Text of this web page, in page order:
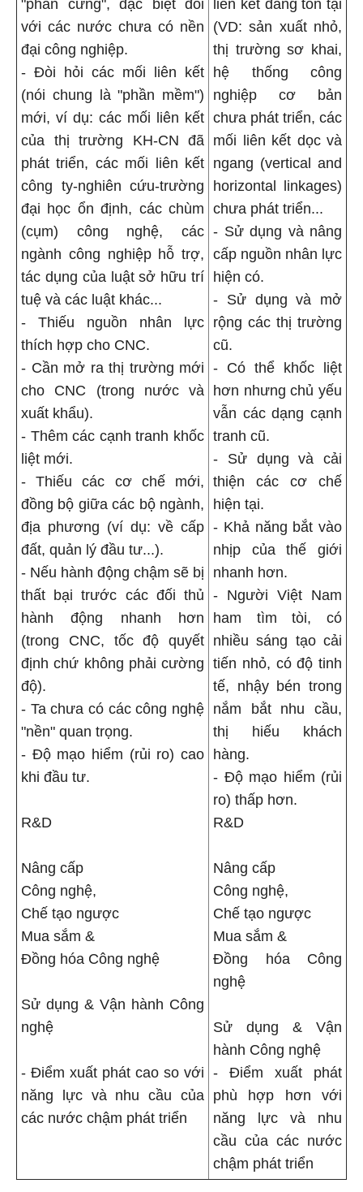
"phần cứng", đặc biệt đối
với các nước chưa có nền
đại công nghiệp.
- Đòi hỏi các mối liên kết
(nói chung là "phần mềm")
mới, ví dụ: các mối liên kết
của thị trường KH-CN đã
phát triển, các mối liên kết
công ty-nghiên cứu-trường
đại học ổn định, các chùm
(cụm) công nghệ, các
ngành công nghiệp hỗ trợ,
tác dụng của luật sở hữu trí
tuệ và các luật khác...
- Thiếu nguồn nhân lực
thích hợp cho CNC.
- Cần mở ra thị trường mới
cho CNC (trong nước và
xuất khẩu).
- Thêm các cạnh tranh khốc
liệt mới.
- Thiếu các cơ chế mới,
đồng bộ giữa các bộ ngành,
địa phương (ví dụ: về cấp
đất, quản lý đầu tư...).
- Nếu hành động chậm sẽ bị
thất bại trước các đối thủ
hành động nhanh hơn
(trong CNC, tốc độ quyết
định chứ không phải cường
độ).
- Ta chưa có các công nghệ
"nền" quan trọng.
- Độ mạo hiểm (rủi ro) cao
khi đầu tư.
R&D
Nâng cấp
Công nghệ,
Chế tạo ngược
Mua sắm &
Đồng hóa Công nghệ
Sử dụng & Vận hành Công
nghệ
- Điểm xuất phát cao so với
năng lực và nhu cầu của
các nước chậm phát triển
liên kết đang tồn tại
(VD: sản xuất nhỏ,
thị trường sơ khai,
hệ thống công
nghiệp cơ bản
chưa phát triển, các
mối liên kết dọc và
ngang (vertical and
horizontal linkages)
chưa phát triển...
- Sử dụng và nâng
cấp nguồn nhân lực
hiện có.
- Sử dụng và mở
rộng các thị trường
cũ.
- Có thể khốc liệt
hơn nhưng chủ yếu
vẫn các dạng cạnh
tranh cũ.
- Sử dụng và cải
thiện các cơ chế
hiện tại.
- Khả năng bắt vào
nhịp của thế giới
nhanh hơn.
- Người Việt Nam
ham tìm tòi, có
nhiều sáng tạo cải
tiến nhỏ, có độ tinh
tế, nhậy bén trong
nắm bắt nhu cầu,
thị hiếu khách
hàng.
- Độ mạo hiểm (rủi
ro) thấp hơn.
R&D
Nâng cấp
Công nghệ,
Chế tạo ngược
Mua sắm &
Đồng hóa Công
nghệ
Sử dụng & Vận
hành Công nghệ
- Điểm xuất phát
phù hợp hơn với
năng lực và nhu
cầu của các nước
chậm phát triển